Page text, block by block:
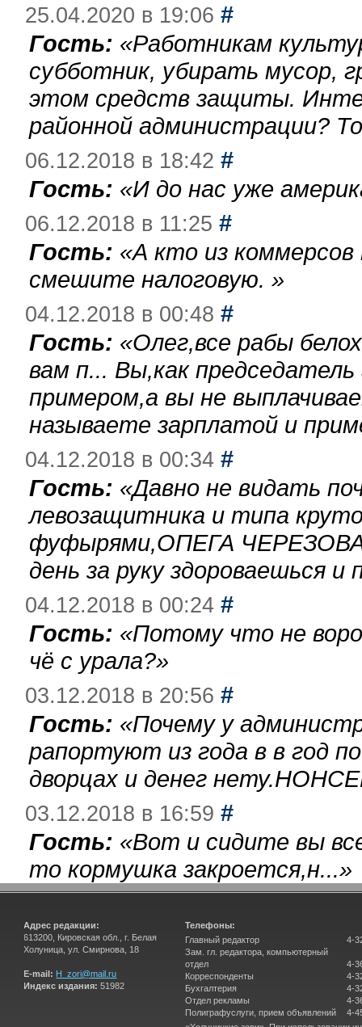
25.04.2020 в 19:06 #
Гость: «Работникам
субботник, убирать мусор,
этом средств защиты.
районной администрации?
06.12.2018 в 18:42 #
Гость: «И до нас уже
06.12.2018 в 11:25 #
Гость: «А кто из
смешите налоговую. »
04.12.2018 в 00:48 #
Гость: «Олег,все рабы
вам п... Вы,как
примером,а вы не
называете зарплатой и
04.12.2018 в 00:34 #
Гость: «Давно не видать
левозащитника и типа
фуфырями,ОПЕГА
день за руку здороваешься
04.12.2018 в 00:24 #
Гость: «Потому что не
чё с урала?»
03.12.2018 в 20:56 #
Гость: «Почему у
рапортуют из года в в год
дворцах и денег
03.12.2018 в 16:59 #
Гость: «Вот и сидите вы
то кормушка закроется,н...»
Адрес редакции:
613200, Кировская обл., г. Белая
Холуница, ул. Смирнова, 18
E-mail: H_zori@mail.ru
Индекс издания: 51982
Телефоны:
Главный редактор
Зам. гл. редактора, компьютерный
отдел
Корреспонденты
Бухгалтерия
Отдел рекламы
Полиграфуслуги, прием объявлений
4-
4-
4-
4-
4-
4-